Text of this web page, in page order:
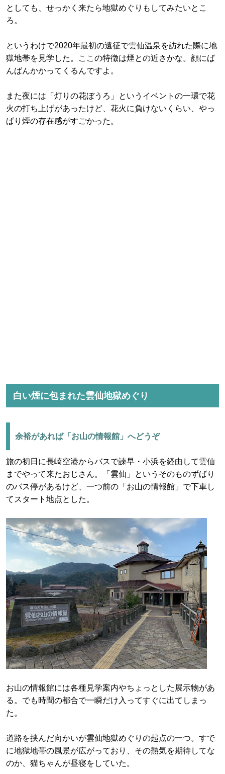
としても、せっかく来たら地獄めぐりもしてみたいとこ
ろ。
というわけで2020年最初の遠征で雲仙温泉を訪れた際に地
獄地帯を見学した。ここの特徴は煙との近さかな。顔にば
んばんかかってくるんですよ。
また夜には「灯りの花ぼうろ」というイベントの一環で花
火の打ち上げがあったけど、花火に負けないくらい、やっ
ぱり煙の存在感がすごかった。
白い煙に包まれた雲仙地獄めぐり
余裕があれば「お山の情報館」へどうぞ
旅の初日に長崎空港からバスで諫早・小浜を経由して雲仙
までやって来たおじさん。「雲仙」というそのものずばり
のバス停があるけど、一つ前の「お山の情報館」で下車し
てスタート地点とした。
お山の情報館には各種見学案内やちょっとした展示物があ
る。でも時間の都合で一瞬だけ入ってすぐに出てしまっ
た。
道路を挟んだ向かいが雲仙地獄めぐりの起点の一つ。すで
に地獄地帯の風景が広がっており、その熱気を期待してな
のか、猫ちゃんが昼寝をしていた。